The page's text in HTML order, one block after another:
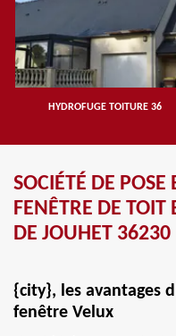
HYDROFUGE TOITURE 36
SOCIÉTÉ DE
FENÊTRE DE TOIT
DE JOUHET 36230
{city}, les avantages
fenêtre Velux